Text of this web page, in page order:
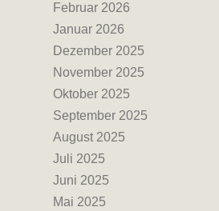
Februar 2026
Januar 2026
Dezember 2025
November 2025
Oktober 2025
September 2025
August 2025
Juli 2025
Juni 2025
Mai 2025